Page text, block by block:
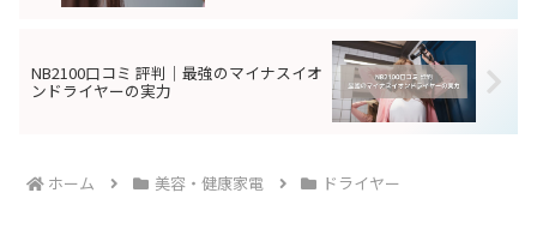
ライヤーは、多くのユーザーから高い評
に知っておきたいポイント
パナソニックのヘアードライヤー「EH-
NE5L-H」は、高性能かつ使いやすさで多
くのユーザーに支持されています。特
に、髪を傷めずに速乾できる点が魅力で
コミを紹介し、詳細について解説しま
ドライヤー
SL-002AGR口コミ 評判：ユーザ